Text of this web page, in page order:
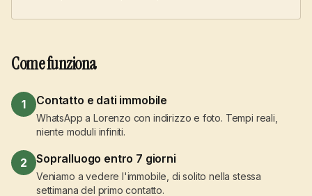
Come funziona
1 Contatto e dati immobile
WhatsApp a Lorenzo con indirizzo e foto. Tempi reali,
niente moduli infiniti.
2 Sopralluogo entro 7 giorni
Veniamo a vedere l'immobile, di solito nella stessa
settimana del primo contatto.